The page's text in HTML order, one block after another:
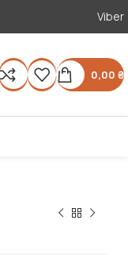
Viber
0,00 ₴